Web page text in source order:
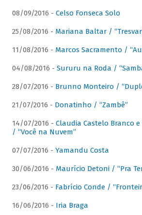
08/09/2016 - Celso Fonseca Solo
25/08/2016 - Mariana Baltar /
11/08/2016 - Marcos Sacramento /
04/08/2016 - Sururu na Roda /
28/07/2016 - Brunno Monteiro /
21/07/2016 - Donatinho / “Zambê”
14/07/2016 - Claudia Castelo Branco
/ “Você na Nuvem”
07/07/2016 - Yamandu Costa
30/06/2016 - Maurício Detoni / “Pra
23/06/2016 - Fabrício Conde /
16/06/2016 - Iria Braga